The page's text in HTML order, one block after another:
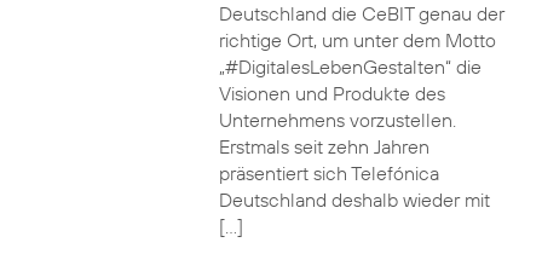
Deutschland die CeBIT genau der
richtige Ort, um unter dem Motto
„#DigitalesLebenGestalten“ die
Visionen und Produkte des
Unternehmens vorzustellen.
Erstmals seit zehn Jahren
präsentiert sich Telefónica
Deutschland deshalb wieder mit
[…]